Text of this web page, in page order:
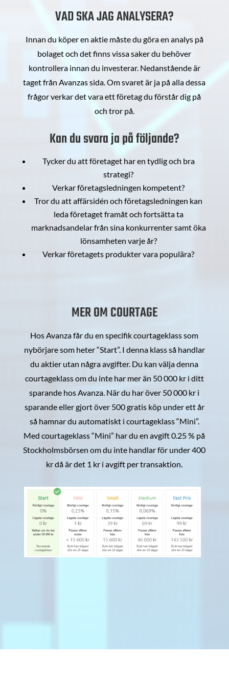
VAD SKA JAG ANALYSERA?
Innan du köper en aktie måste du göra en analys på
bolaget och det finns vissa saker du behöver
kontrollera innan du investerar. Nedanstående är
taget från Avanzas sida. Om svaret är ja på alla dessa
frågor verkar det vara ett företag du förstår dig på
och tror på.
Kan du svara ja på följande?
Tycker du att företaget har en tydlig och bra
strategi?
Verkar företagsledningen kompetent?
Tror du att affärsidén och företagsledningen kan
leda företaget framåt och fortsätta ta
marknadsandelar från sina konkurrenter samt öka
lönsamheten varje år?
Verkar företagets produkter vara populära?
MER OM COURTAGE
Hos Avanza får du en specifik courtageklass som
nybörjare som heter “Start”. I denna klass så handlar
du aktier utan några avgifter. Du kan välja denna
courtageklass om du inte har mer än 50 000 kr i ditt
sparande hos Avanza. När du har över 50 000 kr i
sparande eller gjort över 500 gratis köp under ett år
så hamnar du automatiskt i courtageklass “Mini”.
Med courtageklass “Mini” har du en avgift 0.25 % på
Stockholmsbörsen om du inte handlar för under 400
kr då är det 1 kr i avgift per transaktion.